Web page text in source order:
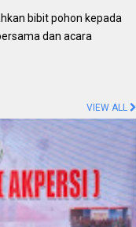
bibit pohon kepada
dan acara
VIEW ALL